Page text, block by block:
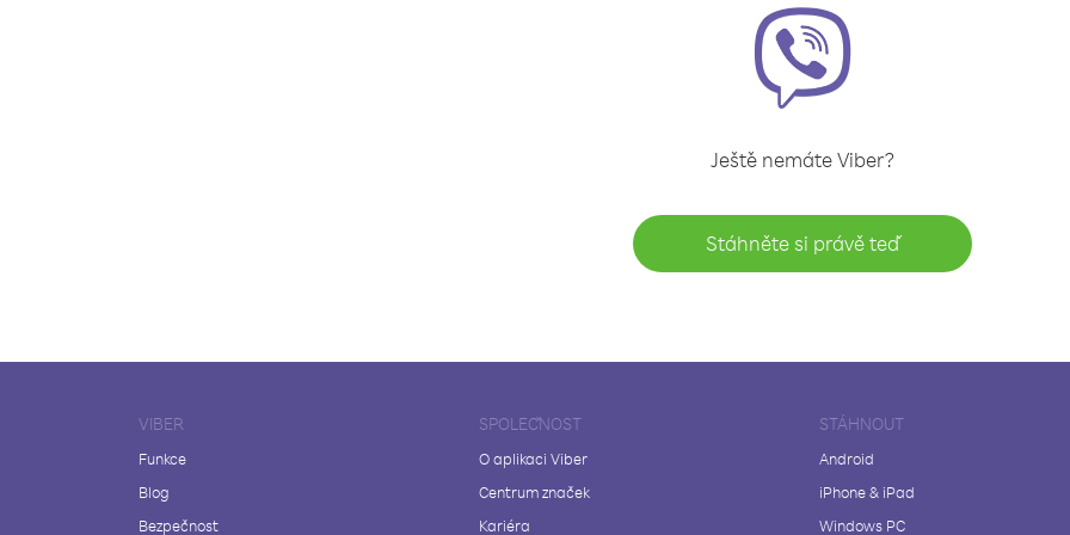
Ještě nemáte Viber?
Stáhněte si právě teď
VIBER
Funkce
Blog
Bezpečnost
SPOLEČNOST
O aplikaci Viber
Centrum značek
Kariéra
STÁHNOUT
Android
iPhone & iPad
Windows PC